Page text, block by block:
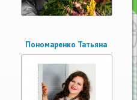
Пономаренко Татьяна